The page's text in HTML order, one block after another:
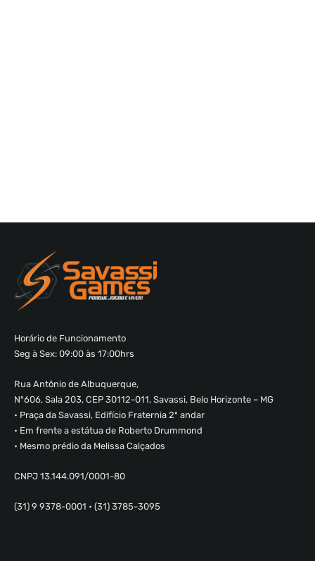
Horário de Funcionamento
Seg à Sex: 09:00 às 17:00hrs
Rua Antônio de Albuquerque,
Nº606, Sala 203, CEP 30112-011, Savassi, Belo Horizonte – MG
• Praça da Savassi, Edifício Fraternia 2º andar
• Em frente a estátua de Roberto Drummond
• Mesmo prédio da Melissa Calçados
CNPJ 13.144.091/0001-80
(31) 9 9378-0001 • (31) 3785-3095